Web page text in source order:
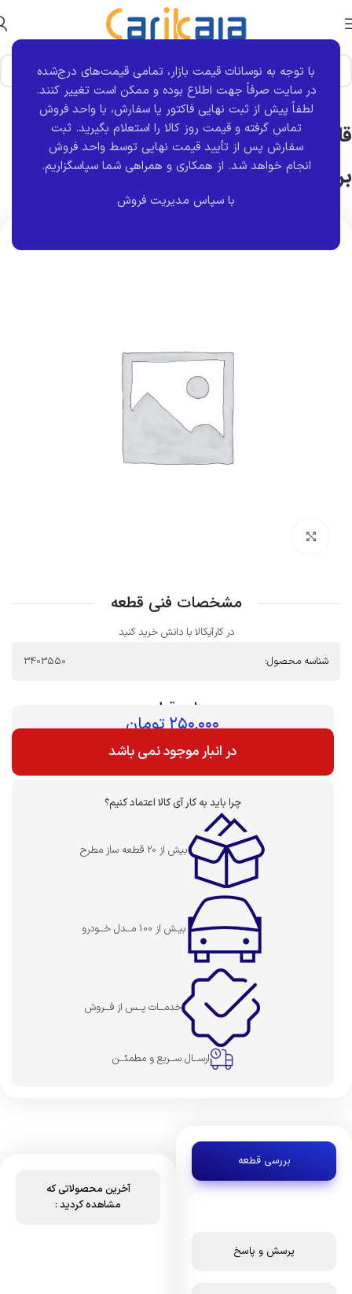
با توجه به نوسانات قیمت بازار، تمامی قیمت‌های درج‌شده
در سایت صرفاً جهت اطلاع بوده و ممکن است تغییر کنند.
لطفاً پیش از ثبت نهایی فاکتور یا سفارش، با واحد فروش
تماس گرفته و قیمت روز کالا را استعلام بگیرید. ثبت
سفارش پس از تأیید قیمت نهایی توسط واحد فروش
انجام خواهد شد. از همکاری و همراهی شما سپاسگزاریم.
با سپاس مدیریت فروش
خانه برند قطعه کروز
قاب آینه چپ پژو پارس لنزدار P9 (تاشو
برقی) کروز
مشخصات فنی قطعه
در کارآیکالا با دانش خرید کنید
شناسه محصول:
3403550
بهای قطعه :
۲۵۰,۰۰۰تومان
در انبار موجود نمی باشد
چرا باید به کار آی کالا اعتماد کنیم؟
بیش از 20 قطعه ساز مطرح
بیـش از 100 مــدل خــودرو
خدمــات پــس از فــروش
ارســال ســریع و مطمئــن
بررسی قطعه
پرسش و پاسخ
آخرین محصولاتی که
مشاهده کردید :